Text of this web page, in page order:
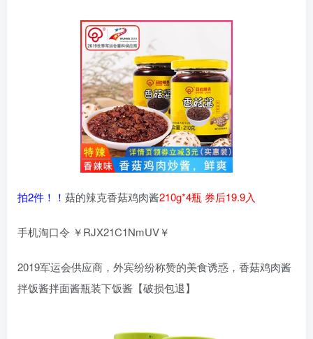
拍2件！！ 菇的辣克香菇鸡肉酱210g*4瓶 券后19.9入
手机淘口令 ￥RJX21C1NmUV￥
2019军运会供应商，外宾纷纷称赞的美食诱惑，香菇鸡肉酱
拌饭酱拌面酱瓶装下饭酱【破损包退】